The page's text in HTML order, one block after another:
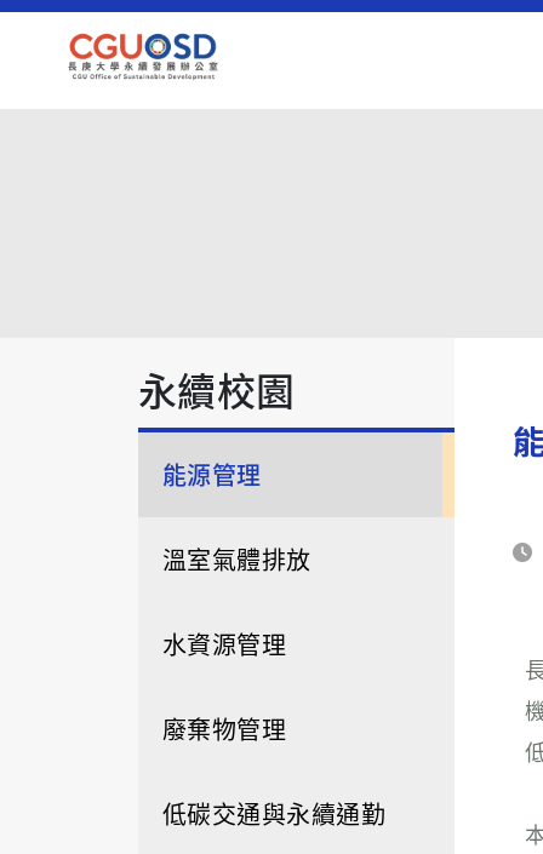
永續校園
能源管理
溫室氣體排放
水資源管理
廢棄物管理
低碳交通與永續通勤